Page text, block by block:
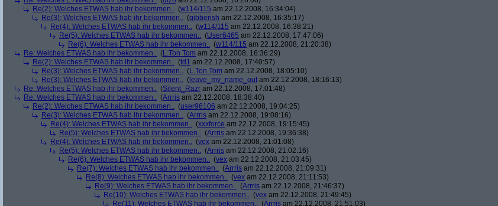
Re(2): Welches ETWAS hab ihr bekommen.. (w114/115 am 22.12.2008, 16:34:04)
Re(3): Welches ETWAS hab ihr bekommen.. (gibberish am 22.12.2008, 16:35:17)
Re(4): Welches ETWAS hab ihr bekommen.. (w114/115 am 22.12.2008, 16:38:21)
Re(5): Welches ETWAS hab ihr bekommen.. (User6465 am 22.12.2008, 17:47:06)
Re(6): Welches ETWAS hab ihr bekommen.. (w114/115 am 22.12.2008, 21:20:38)
Re: Welches ETWAS hab ihr bekommen.. (L.Ton Tom am 22.12.2008, 16:36:29)
Re(2): Welches ETWAS hab ihr bekommen.. (td1 am 22.12.2008, 17:40:57)
Re(3): Welches ETWAS hab ihr bekommen.. (L.Ton Tom am 22.12.2008, 18:05:10)
Re(3): Welches ETWAS hab ihr bekommen.. ( leave_my_name_out am 22.12.2008, 18:16:13)
Re: Welches ETWAS hab ihr bekommen.. (Silent_Razr am 22.12.2008, 17:01:48)
Re: Welches ETWAS hab ihr bekommen.. (Arrris am 22.12.2008, 18:38:40)
Re(2): Welches ETWAS hab ihr bekommen.. (user96106 am 22.12.2008, 19:04:25)
Re(3): Welches ETWAS hab ihr bekommen.. (Arrris am 22.12.2008, 19:08:16)
Re(4): Welches ETWAS hab ihr bekommen.. (xxxforce am 22.12.2008, 19:15:45)
Re(5): Welches ETWAS hab ihr bekommen.. (Arrris am 22.12.2008, 19:36:38)
Re(4): Welches ETWAS hab ihr bekommen.. (vex am 22.12.2008, 21:01:08)
Re(5): Welches ETWAS hab ihr bekommen.. (Arrris am 22.12.2008, 21:02:16)
Re(6): Welches ETWAS hab ihr bekommen.. (vex am 22.12.2008, 21:03:45)
Re(7): Welches ETWAS hab ihr bekommen.. (Arrris am 22.12.2008, 21:09:31)
Re(8): Welches ETWAS hab ihr bekommen.. (vex am 22.12.2008, 21:11:53)
Re(9): Welches ETWAS hab ihr bekommen.. (Arrris am 22.12.2008, 21:46:37)
Re(10): Welches ETWAS hab ihr bekommen.. (vex am 22.12.2008, 21:49:45)
Re(11): Welches ETWAS hab ihr bekommen.. (Arrris am 22.12.2008, 21:51:03)